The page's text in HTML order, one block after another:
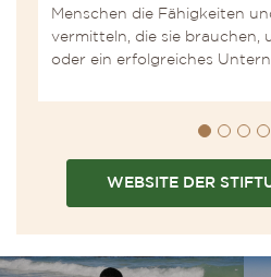
Menschen die Fähigkeiten
vermitteln, die sie brauchen,
oder ein erfolgreiches
WEBSITE DER